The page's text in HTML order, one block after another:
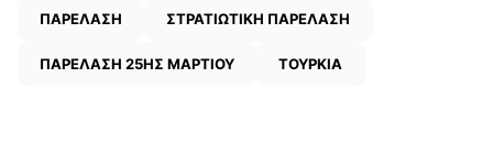
ΠΑΡΕΛΑΣΗ ΣΤΡΑΤΙΩΤΙΚΗ ΠΑΡΕΛΑΣΗ
ΠΑΡΕΛΑΣΗ 25ΗΣ ΜΑΡΤΙΟΥ ΤΟΥΡΚΙΑ